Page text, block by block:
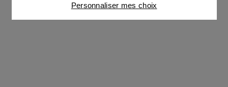
Connaître notre politique cookies et la liste de nos
partenaires
Personnaliser mes choix